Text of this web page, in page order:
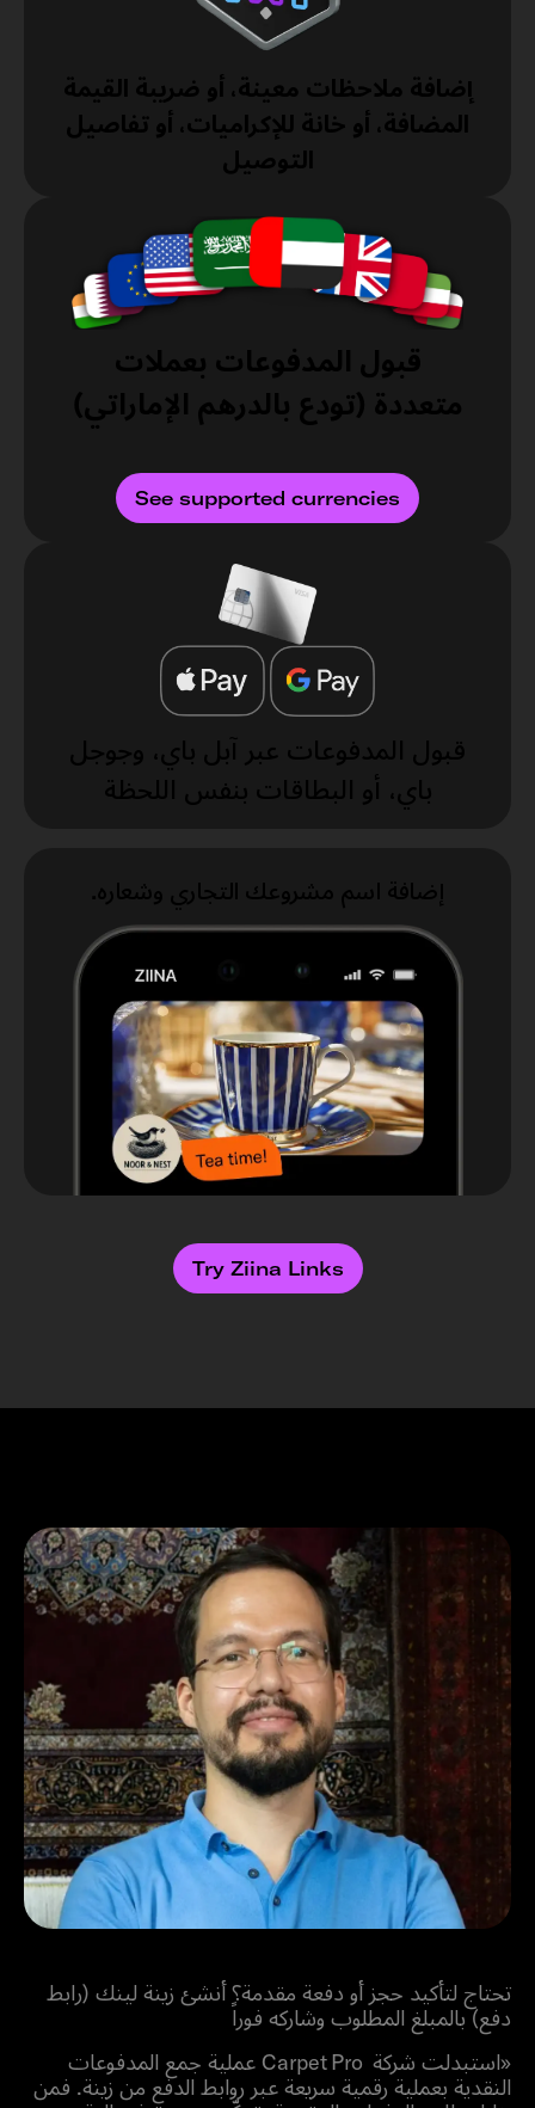
إضافة ملاحظات معينة، أو ضريبة القيمة
المضافة، أو خانة للإكراميات، أو تفاصيل
التوصيل
قبول المدفوعات بعملات
متعددة (تودع بالدرهم الإماراتي)
See supported currencies
قبول المدفوعات عبر آبل باي، وجوجل
باي، أو البطاقات بنفس اللحظة
إضافة اسم مشروعك التجاري وشعاره.
Try Ziina Links
تحتاج لتأكيد حجز أو دفعة مقدمة؟ أنشئ زينة لينك (رابط
دفع) بالمبلغ المطلوب وشاركه فوراً
«استبدلت شركة Carpet Pro عملية جمع المدفوعات
النقدية بعملية رقمية سريعة عبر روابط الدفع من زينة. فمن